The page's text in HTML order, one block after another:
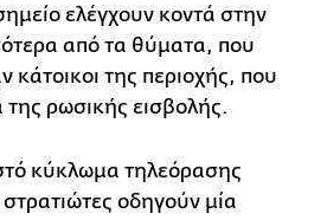
ελέγχουν κοντά στην
από τα θύματα, που
κάτοικοι της περιοχής, που
ρωσικής εισβολής.
κύκλωμα τηλεόρασης
στρατιώτες οδηγούν μία